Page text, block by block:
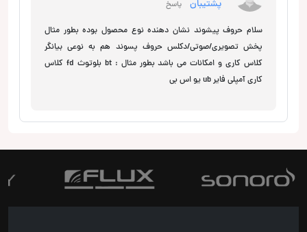
پشتیبان پاسخ
سلام حروف پیشوند نشان دهنده نوع محصول بوده بطور مثال
پخش تصویری/صوتی/دکلس حروف پسوند هم به نوعی بیانگر
کلاس کاری و امکانات می باشد بطور مثال : bt بلوتوث fd کلاس
کاری آمپلی فایر ub یو اس بی